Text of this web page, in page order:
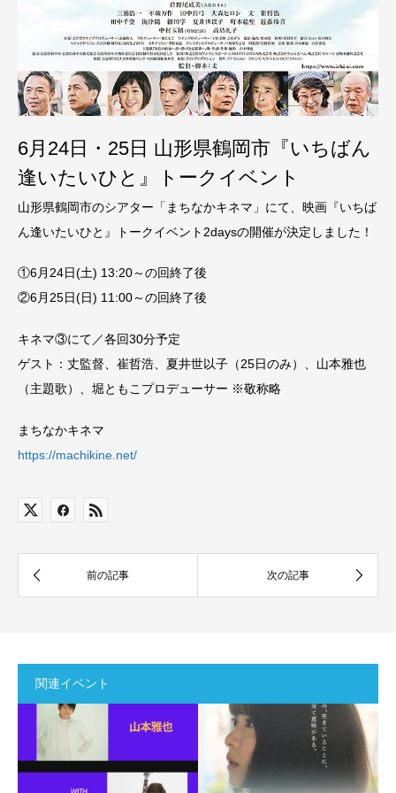
6月24日・25日 山形県鶴岡市『いちばん
逢いたいひと』トークイベント
山形県鶴岡市のシアター「まちなかキネマ」にて、映画『いちば
ん逢いたいひと』トークイベント2daysの開催が決定しました！
①6月24日(土) 13:20～の回終了後
②6月25日(日) 11:00～の回終了後
キネマ③にて／各回30分予定
ゲスト：丈監督、崔哲浩、夏井世以子（25日のみ）、山本雅也
（主題歌）、堀ともこプロデューサー ※敬称略
まちなかキネマ
https://machikine.net/
関連イベント